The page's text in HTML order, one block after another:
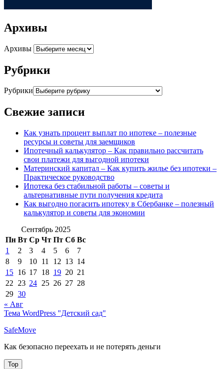
Архивы
Архивы
Рубрики
Рубрики
Свежие записи
Как узнать процент выплат по ипотеке – полезные
ресурсы и советы для заемщиков
Ипотечный калькулятор – Как правильно рассчитать
свои платежи для выгодной ипотеки
Материнский капитал – Как купить жилье без ипотеки –
Практическое руководство
Ипотека без стабильной работы – советы и
альтернативные пути получения кредита
Как выгодно погасить ипотеку в Сбербанке – полезный
калькулятор и советы для экономии
Сентябрь 2025
Пн Вт Ср Чт Пт Сб Вс
1
2 3 4 5 6
7
8
9 10 11 12 13 14
15 16 17 18 19 20 21
22
23 24 25 26 27 28
29 30
« Авг
Тема WordPress "Детский сад"
SafeMove
Как безопасно переехать и не потерять деньги
Top